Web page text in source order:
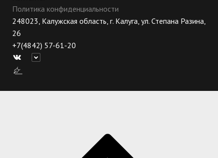
Политика конфиденциальности
248023, Калужская область, г. Калуга, ул. Степана Разина,
26
+7(4842) 57-61-20